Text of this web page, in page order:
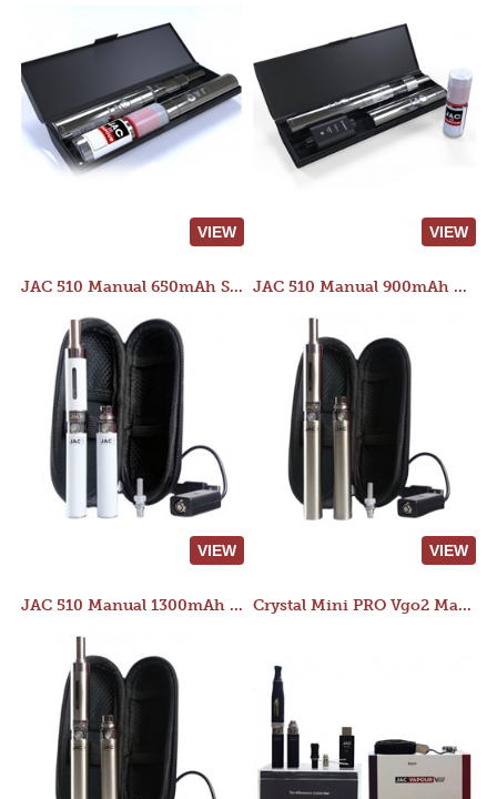
VIEW VIEW
JAC 510 Manual 650mAh Starter Kit
VIEW
JAC 510 Manual 900mAh Starter Kit
VIEW
JAC 510 Manual 1300mAh Starter Kit Crystal Mini PRO Vgo2 Manual 400mAh Kit